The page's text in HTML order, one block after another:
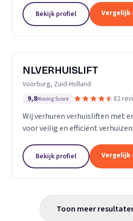
Bekijk profiel
NLVERHUISLIFT
Voorburg, Zuid-Holland
9,8Moving Score 82
Wij verhuren verhuisliften met
voor veilig en efficiënt
Bekijk profiel
Toon meer